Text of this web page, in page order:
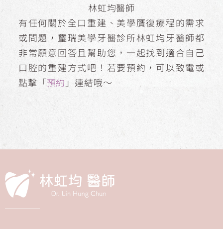
林虹均醫師
有任何關於全口重建、美學贋復療程的需求
或問題，璽瑞美學牙醫診所林虹均牙醫師都
非常願意回答且幫助您，一起找到適合自己
口腔的重建方式吧！若要預約，可以致電或
點擊「預約 」連結哦～